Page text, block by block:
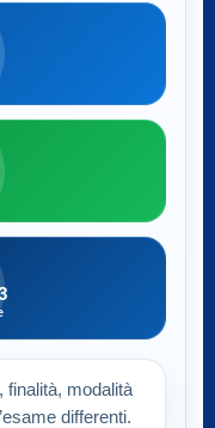
finalità, modalità
differenti.